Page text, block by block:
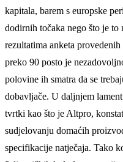
kapitala, barem s europske
dodirnih točaka nego što je
rezultatima anketa
preko 90 posto je
polovine ih smatra da se
dobavljače. U daljnjem
tvrtki kao što je Altpro,
sudjelovanju domaćih
specifikacije natječaja. Tako